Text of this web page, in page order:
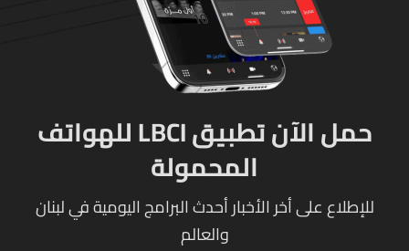
حمل الآن تطبيق LBCI للهواتف
المحمولة
للإطلاع على أخر الأخبار أحدث البرامج اليومية في لبنان
والعالم